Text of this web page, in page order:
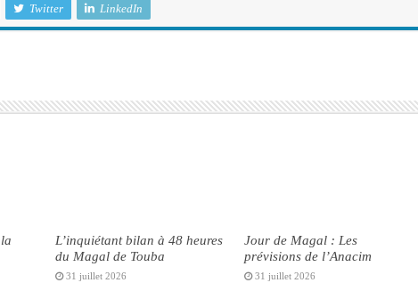
Twitter LinkedIn
L’inquiétant bilan à 48 heures
du Magal de Touba
31 juillet 2026
Jour de Magal : Les
prévisions de l’Anacim
31 juillet 2026